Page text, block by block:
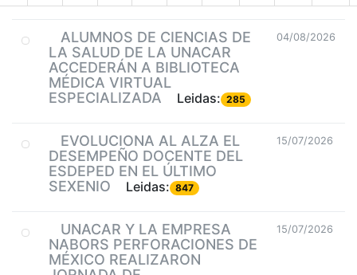
ALUMNOS DE CIENCIAS DE
LA SALUD DE LA UNACAR
ACCEDERÁN A BIBLIOTECA
MÉDICA VIRTUAL
ESPECIALIZADA
Leidas: 285
04/08/2026
EVOLUCIONA AL ALZA EL
DESEMPEÑO DOCENTE DEL
ESDEPED EN EL ÚLTIMO
SEXENIO
Leidas: 847
15/07/2026
UNACAR Y LA EMPRESA
NABORS PERFORACIONES DE
MÉXICO REALIZARON
15/07/2026